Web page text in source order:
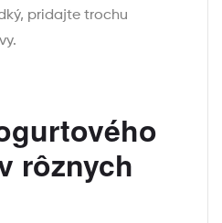
pridajte trochu
rôznych